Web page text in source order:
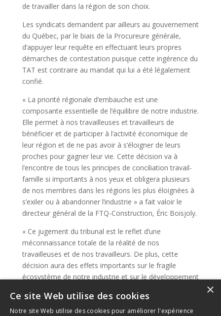
de travailler dans la région de son choix.
Les syndicats demandent par ailleurs au gouvernement
du Québec, par le biais de la Procureure générale,
d’appuyer leur requête en effectuant leurs propres
démarches de contestation puisque cette ingérence du
TAT est contraire au mandat qui lui a été légalement
confié.
« La priorité régionale d’embauche est une
composante essentielle de l’équilibre de notre industrie.
Elle permet à nos travailleuses et travailleurs de
bénéficier et de participer à l’activité économique de
leur région et de ne pas avoir à s’éloigner de leurs
proches pour gagner leur vie. Cette décision va à
l’encontre de tous les principes de conciliation travail-
famille si importants à nos yeux et obligera plusieurs
de nos membres dans les régions les plus éloignées à
s’exiler ou à abandonner l’industrie » a fait valoir le
directeur général de la FTQ-Construction, Éric Boisjoly.
« Ce jugement du tribunal est le reflet d’une
méconnaissance totale de la réalité de nos
travailleuses et de nos travailleurs. De plus, cette
décision aura des effets importants sur le fragile
écosystème de notre industrie et sur le développement
nous le faisons avec l’achat local, protéger l’embauche
locale dont les bénéfices sont nombreux que ce soit en
×
Ce site Web utilise des cookies
Notre site Web utilise des cookies pour améliorer l'expérience